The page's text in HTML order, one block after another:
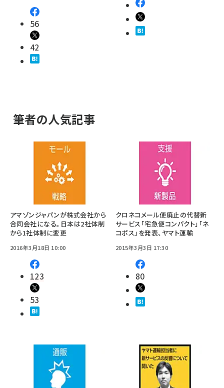
56
42
筆者の人気記事
アマゾンジャパンが株式会社から
合同会社になる。日本は2社体制
から1社体制に変更
2016年3月18日 10:00
123
53
クロネコメール便廃止の代替新
サービス「宅急便コンパクト」「ネ
コポス」を発表、ヤマト運輸
2015年3月3日 17:30
80